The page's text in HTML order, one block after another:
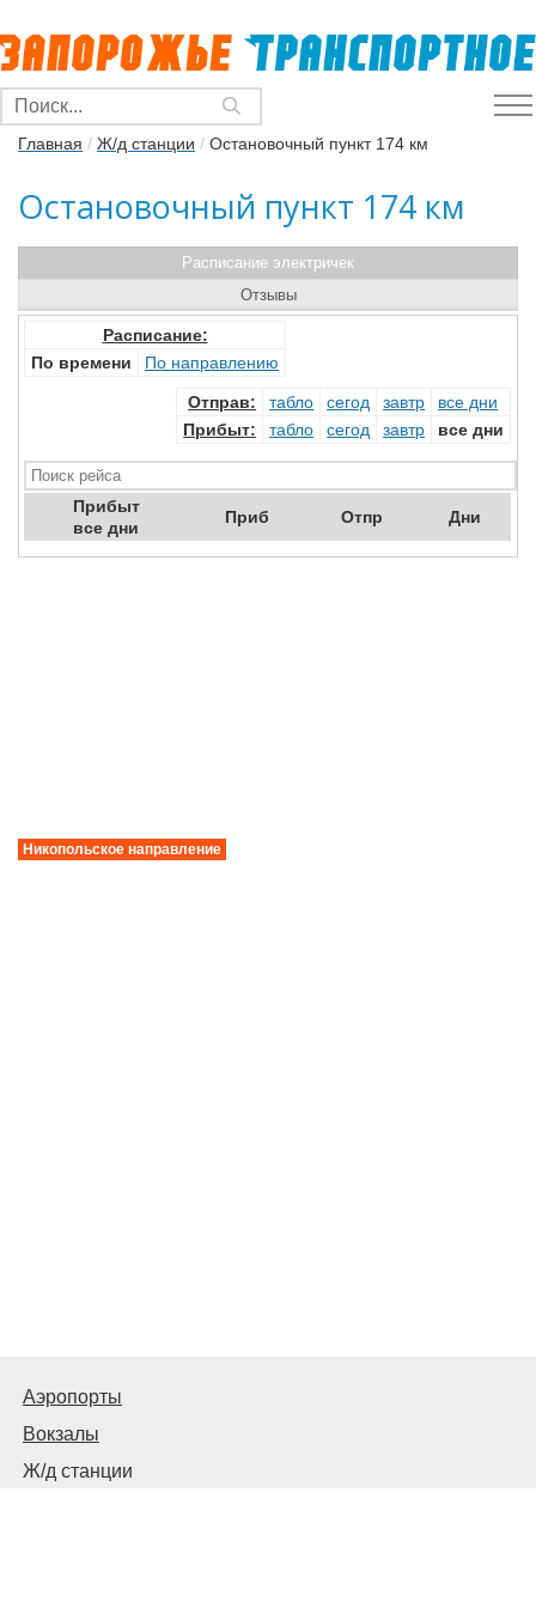
Главная / Ж/д станции / Остановочный пункт 174 км
Остановочный пункт 174 км
Расписание электричек
Расписание:
По времени
По направлению
Отправ: табло сегод завтр
все дни
Прибыт: табло сегод завтр все дни
Прибыт
все дни
Приб Отпр Дни
Отзывы
Никопольское направление
Аэропорты
Вокзалы
Ж/д станции